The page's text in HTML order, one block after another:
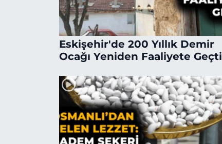
Eskişehir'de 200 Yıllık Demir
Ocağı Yeniden Faaliyete Geçti